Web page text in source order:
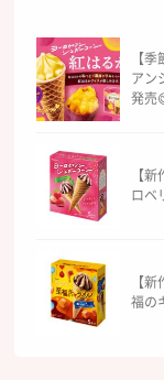
【
アン
発売
【
ロベ
【
福の